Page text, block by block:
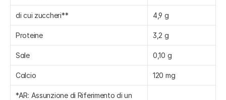
di cui zuccheri** 4,9 g
Proteine 3,2 g
Sale 0,10 g
Calcio 120 mg
*AR: Assunzione di Riferimento di un